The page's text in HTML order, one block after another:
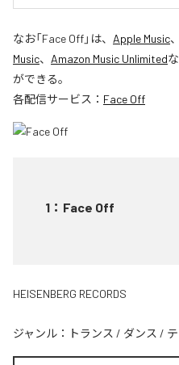
なお「Face Off」は、 Apple Music、
Music、 Amazon Music Unlimited
ができる。
各配信サービス： Face Off
1 ： Face Off
HEISENBERG RECORDS
ジャンル： トランス / ダンス /